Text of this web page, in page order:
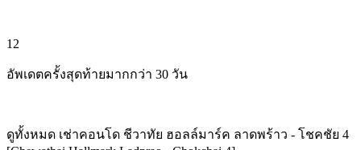
12
อัพเดตครั้งสุดท้ายมากกว่า 30 วัน
ดูทั้งหมด เช่าคอนโด ชีวาทัย ฮอลล์มาร์ค ลาดพร้าว - โชคชัย 4